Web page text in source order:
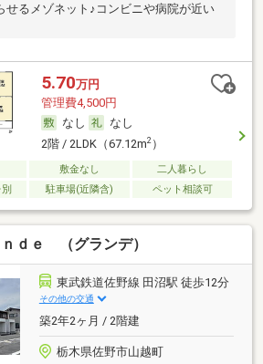
せるメゾネット♪コンビニや病院が近い
5.70万円
管理費4,500円
なし
なし
2階 / 2LDK（67.12m2）
敷金なし
二人暮らし
駐車場(近隣含) ペット相談可
ｄｅ （グランデ）
東武鉄道佐野線 田沼駅 徒歩12分
その他の交通
築2年2ヶ月 / 2階建
栃木県佐野市山越町